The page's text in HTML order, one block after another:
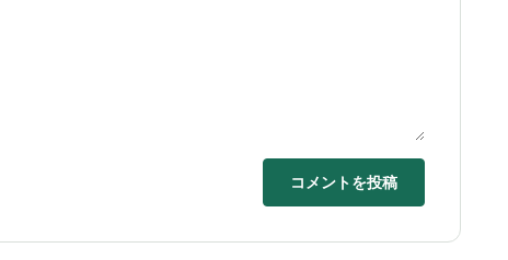
コメントを投稿